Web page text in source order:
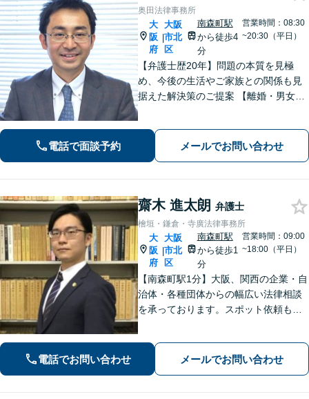
奥田法律事務所
大
阪
府
|
大阪
市北
区
南森町駅
から徒歩4
分
営業時間：08:30
~20:30（平日）
【弁護士歴20年】問題の本質を見極
め、今後の生活やご家族との関係も見
据えた解決策のご提案 【離婚・男女問
産などの実績あり 【刑事事件】無罪、
多数！専門家と連携し、科学的立証に
電話で面談予約 メールでお問い合わせ
齋木 進太朗 弁護士
檜垣・鎌倉・寺廣法律事務所
大
阪
府
|
大阪
市北
区
南森町駅
から徒歩1
分
営業時間：09:00
~18:00（平日）
【南森町駅1分】大阪、関西の企業・自
治体・各種団体からの幅広い法律相談
を承っております。スポット依頼も可
心を込めて取り組んでまいります【電
話・WEB面談可】【セカンドオピニオ
電話でお問い合わせ メールでお問い合わせ